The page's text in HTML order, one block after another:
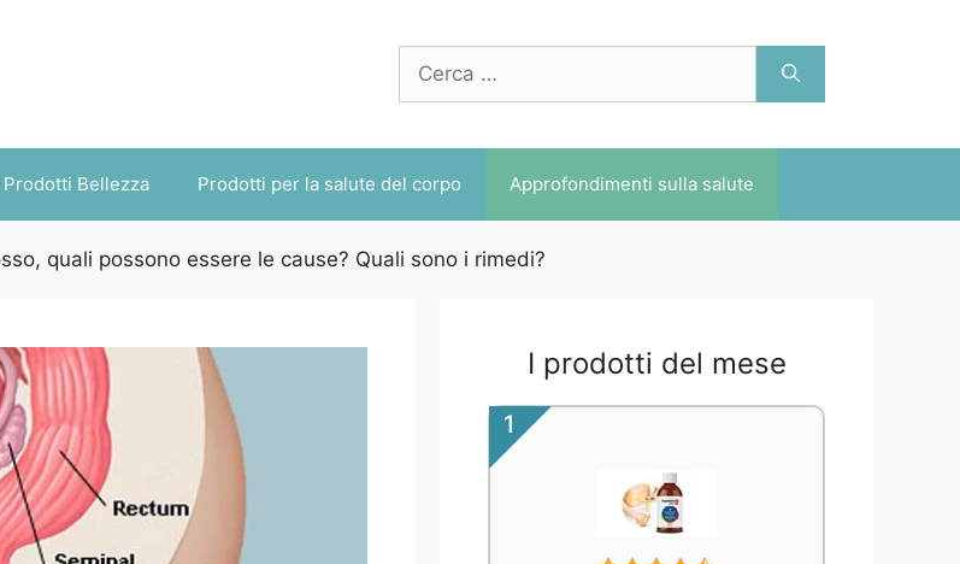
Ricerca
Bellezza Prodotti per la salute del corpo Approfondimenti sulla salute
quali possono essere le cause? Quali sono i rimedi?
I prodotti del mese
1